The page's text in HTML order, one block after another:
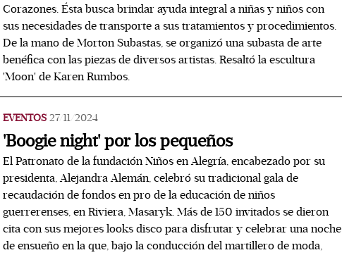
Corazones. Ésta busca brindar ayuda integral a niñas y niños con
sus necesidades de transporte a sus tratamientos y procedimientos.
De la mano de Morton Subastas, se organizó una subasta de arte
benéfica con las piezas de diversos artistas. Resaltó la escultura
'Moon' de Karen Rumbos.
EVENTOS 27/11/2024
'Boogie night' por los pequeños
El Patronato de la fundación Niños en Alegría, encabezado por su
presidenta, Alejandra Alemán, celebró su tradicional gala de
recaudación de fondos en pro de la educación de niños
guerrerenses, en Riviera, Masaryk. Más de 150 invitados se dieron
cita con sus mejores looks disco para disfrutar y celebrar una noche
de ensueño en la que, bajo la conducción del martillero de moda,